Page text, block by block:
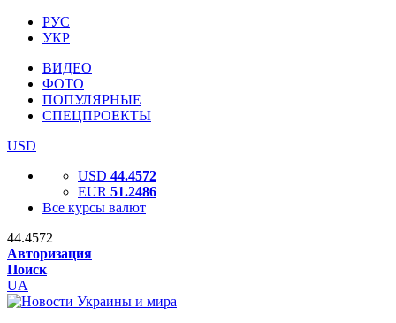
РУС
УКР
ВИДЕО
ФОТО
ПОПУЛЯРНЫЕ
СПЕЦПРОЕКТЫ
USD
USD 44.4572
EUR 51.2486
Все курсы валют
44.4572
Авторизация
Поиск
UA